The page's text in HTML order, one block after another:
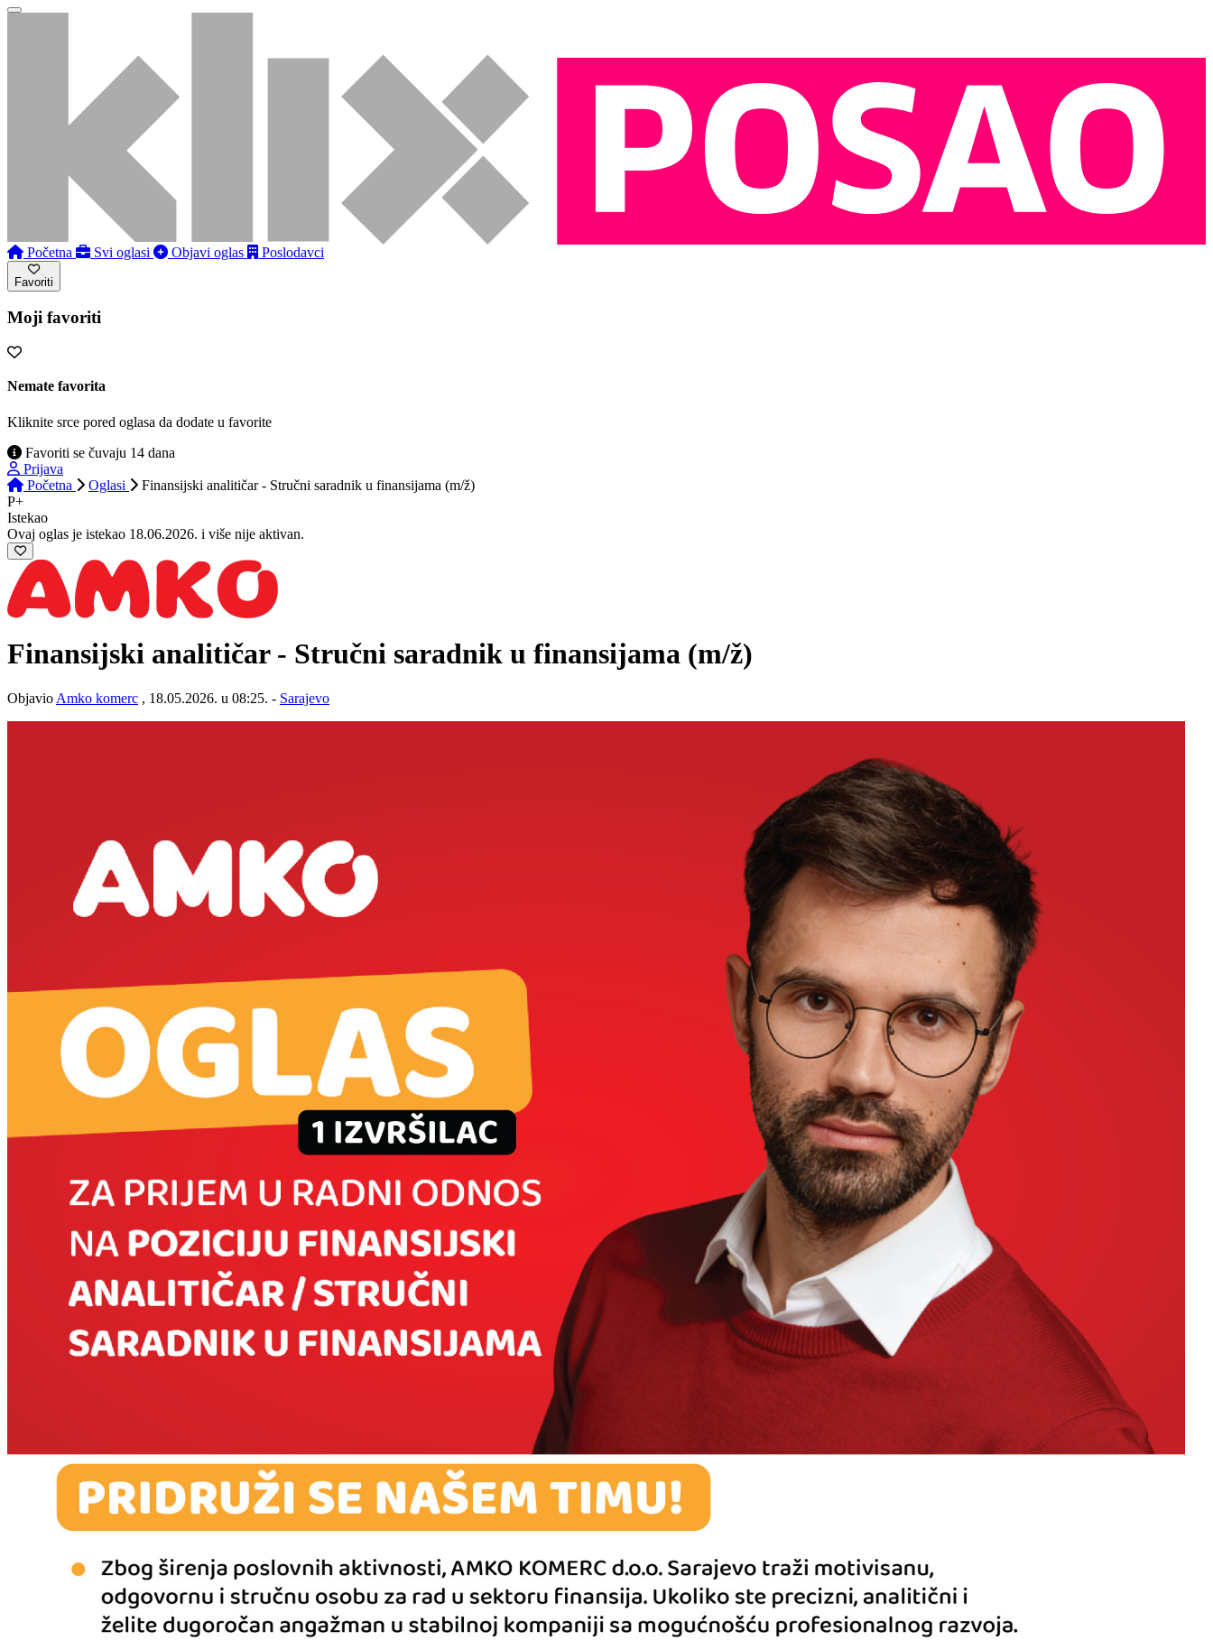
Početna Svi oglasi Objavi oglas Poslodavci
Favoriti
Moji favoriti
Nemate favorita
Kliknite srce pored oglasa da dodate u favorite
Favoriti se čuvaju 14 dana
Prijava
Početna
Oglasi
Finansijski analitičar - Stručni saradnik u finansijama (m/ž)
P+
Istekao
Ovaj oglas je istekao 18.06.2026. i više nije aktivan.
Finansijski analitičar - Stručni saradnik u finansijama (m/ž)
Objavio Amko komerc , 18.05.2026. u 08:25. - Sarajevo